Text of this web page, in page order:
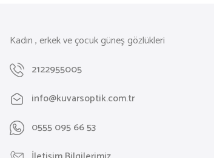
Kadın , erkek ve çocuk güneş gözlükleri
2122955005
info@kuvarsoptik.com.tr
0555 095 66 53